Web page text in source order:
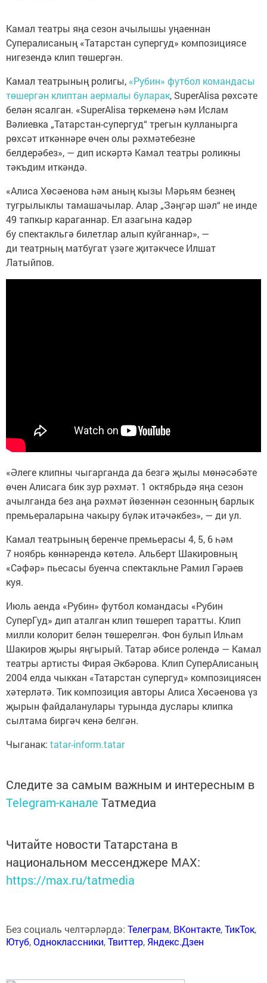
Камал театры яңа сезон ачылышы уңаеннан
Супералисаның «Татарстан супергуд» композициясе
нигезендә клип төшергән.
Камал театрының ролигы, «Рубин» футбол командасы
төшергән клиптан аермалы буларак, SuperAlisa рөхсәте
белән ясалган. «SuperAlisa төркеменә һәм Ислам
Вәлиевка „Татарстан-супергуд“ трегын кулланырга
рөхсәт иткәннәре өчен олы рәхмәтебезне
белдерәбез», — дип искәртә Камал театры роликны
тәкъдим иткәндә.
«Алиса Хөсәенова һәм аның кызы Мәрьям безнең
тугрылыклы тамашачылар. Алар „Зәңгәр шәл“ не инде
49 тапкыр караганнар. Ел азагына кадәр
бу спектакльгә билетлар алып куйганнар», —
ди театрның матбугат үзәге җитәкчесе Илшат
Латыйпов.
«Әлеге клипны чыгарганда да безгә җылы мөнәсәбәте
өчен Алисага бик зур рәхмәт. 1 октябрьдә яңа сезон
ачылганда без аңа рәхмәт йөзеннән сезонның барлык
премьераларына чакыру бүләк итәчәкбез», — ди ул.
Камал театрының беренче премьерасы 4, 5, 6 һәм
7 ноябрь көннәрендә көтелә. Альберт Шакировның
«Сәфәр» пьесасы буенча спектакльне Рамил Гәрәев
куя.
Июль аенда «Рубин» футбол командасы «Рубин
СуперГуд» дип аталган клип төшереп таратты. Клип
милли колорит белән төшерелгән. Фон булып Илһам
Шакиров җыры яңгырый. Татар әбисе ролендә — Камал
театры артисты Фирая Әкбәрова. Клип СуперАлисаның
2004 елда чыккан «Татарстан супергуд» композициясен
хәтерләтә. Тик композиция авторы Алиса Хөсәенова үз
җырын файдаланулары турында дуслары клипка
сылтама биргәч кенә белгән.
Чыганак: tatar-inform.tatar
Следите за самым важным и интересным в
Telegram-канале Татмедиа
Читайте новости Татарстана в
национальном мессенджере MАХ:
https://max.ru/tatmedia
Без социаль челтәрләрдә: Телеграм, ВКонтакте,ТикТок,
Ютуб,Одноклассники,Твиттер, Яндекс.Дзен